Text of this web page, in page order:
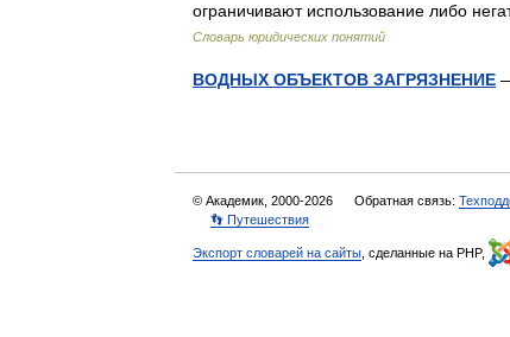
ограничивают использование либо
Словарь юридических понятий
ВОДНЫХ ОБЪЕКТОВ ЗАГРЯЗНЕНИЕ
© Академик, 2000-2026 Обратная связь:
👣 Путешествия
Экспорт словарей на сайты , сделанные на PHP,